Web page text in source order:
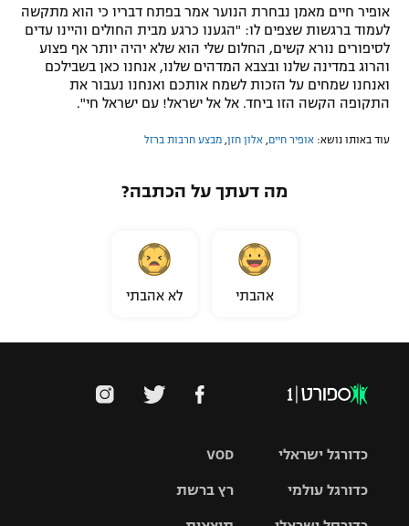
אופיר חיים מאמן נבחרת הנוער אמר בפתח דבריו כי הוא מתקשה
לעמוד ברגשות שצפים לו: "הגענו כרגע מבית החולים והיינו עדים
לסיפורים נורא קשים, החלום שלי הוא שלא יהיה יותר אף פצוע
והרוג במדינה שלנו ובצבא המדהים שלנו, אנחנו כאן בשבילכם
ואנחנו שמחים על הזכות לשמח אותכם ואנחנו נעבור את
התקופה הקשה הזו ביחד. אל אל ישראל! עם ישראל חי".
עוד באותו נושא: אופיר חיים, אלון חזן, מבצע חרבות ברזל
מה דעתך על הכתבה?
אהבתי לא אהבתי
VOD
רץ ברשת
כדורגל ישראלי
כדורגל עולמי